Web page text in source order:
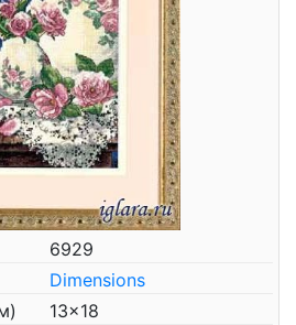
6929
Dimensions
13x18